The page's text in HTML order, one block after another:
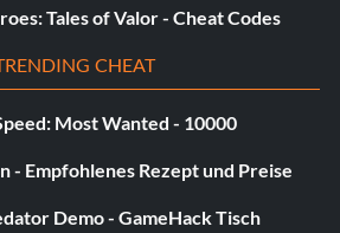
Tales of Valor - Cheat Codes
CHEAT
Most Wanted - 10000
- Empfohlenes Rezept und Preise
Demo - GameHack Tisch